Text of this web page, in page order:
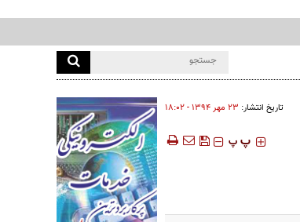
تاریخ انتشار: ۲۳ مهر ۱۳۹۴ - ۱۸:۰۲
‍‍‍ پ پ